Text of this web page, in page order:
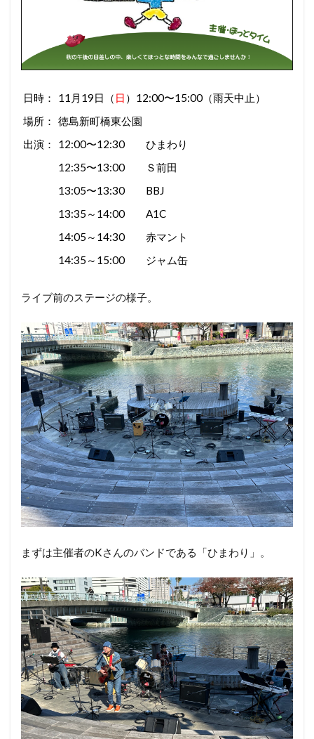
日時： 11月19日（ 日 ）12:00〜15:00（雨天中止）
場所：
徳島新町橋東公園
出演：
12:00〜12:30 ひまわり
12:35〜13:00 Ｓ前田
13:05〜13:30 BBJ
13:35～14:00 A1C
14:05～14:30 赤マント
14:35～15:00 ジャム缶
ライブ前のステージの様子。
まずは主催者のKさんのバンドである「ひまわり」。